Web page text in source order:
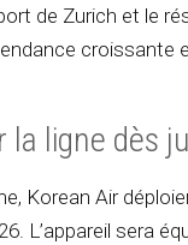
de Zurich et le
croissante
la ligne dès
Korean Air
L’appareil sera